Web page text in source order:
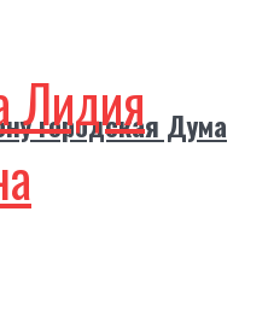
городская Дума
Лидия